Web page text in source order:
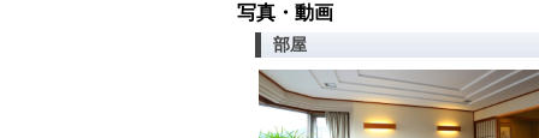
写真・動画
部屋